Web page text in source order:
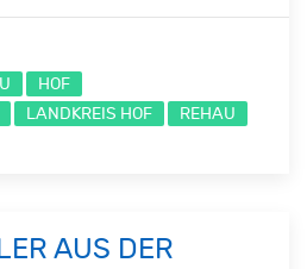
HOF
LANDKREIS HOF
REHAU
AUS DER